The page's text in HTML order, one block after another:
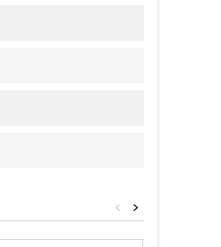
>
<